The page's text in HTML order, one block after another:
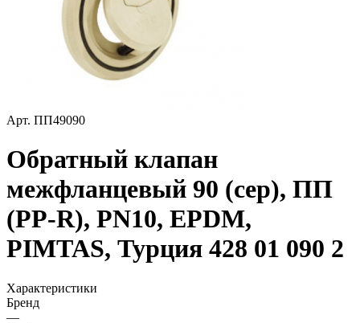
Арт. ПП49090
Обратный клапан
межфланцевый 90 (сер), ПП
(PP-R), PN10, EPDM,
PIMTAS, Турция 428 01 090 2
Характеристики
Бренд
—